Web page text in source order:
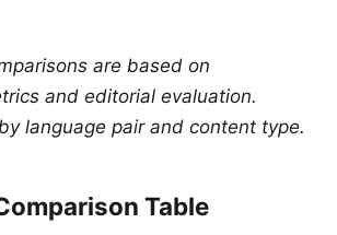
are based on
and editorial evaluation.
language pair and content type.
Table